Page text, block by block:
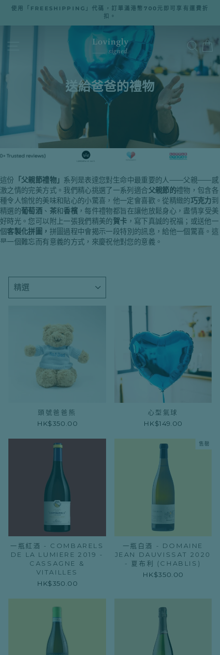
內
暫
片
播
放
使用「FREESHIPPING」代碼，訂單滿港幣700元即可享有運費折
扣。
搜尋
送給爸爸的禮物
這份 「父親節禮物」 系列是表達您對生命中最重要的人——父親——感
激之情的完美方式。我們精心挑選了一系列適合父親節的禮物，包含各
種令人愉悅的美味和貼心的小驚喜，他一定會喜歡。從精緻的巧克力到
精選的葡萄酒 、 茶和香檳 ，每件禮物都旨在讓他放鬆身心，盡情享受美
好時光。您可以附上一張我們精美的賀卡 ，寫下真誠的祝福；或送他一
個客製化拼圖， 拼圖過程中會揭示一段特別的訊息，給他一個驚喜。這
是一個難忘而有意義的方式，來慶祝他對您的意義。
類
頭號爸爸熊
HK$350.00
心型氣球
HK$149.00
一瓶紅酒 - COMBARELS
DE LA LUMIERE 2019 -
CASSAGNE &
VITAILLES
HK$350.00
售罄
一瓶白酒 - DOMAINE
JEAN DAUVISSAT 2020
- 夏布利 (CHABLIS)
HK$350.00